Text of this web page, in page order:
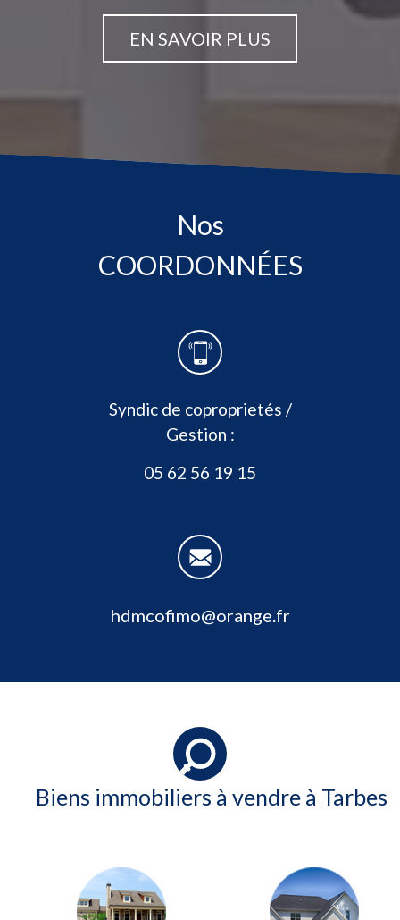
EN SAVOIR PLUS
Nos
COORDONNÉES
Syndic de coproprietés /
Gestion :
05 62 56 19 15
hdmcofimo@orange.fr
Biens immobiliers à vendre à Tarbes